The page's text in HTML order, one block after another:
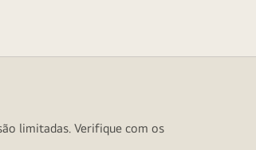
limitadas. Verifique com os